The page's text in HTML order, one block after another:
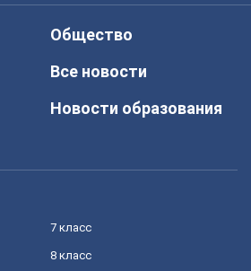
Общество
Все новости
Новости образования
7 класс
8 класс